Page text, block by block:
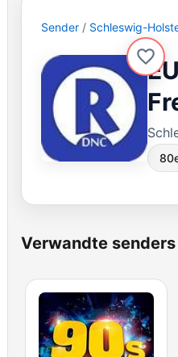
Sender Schleswig-
Verwandte senders